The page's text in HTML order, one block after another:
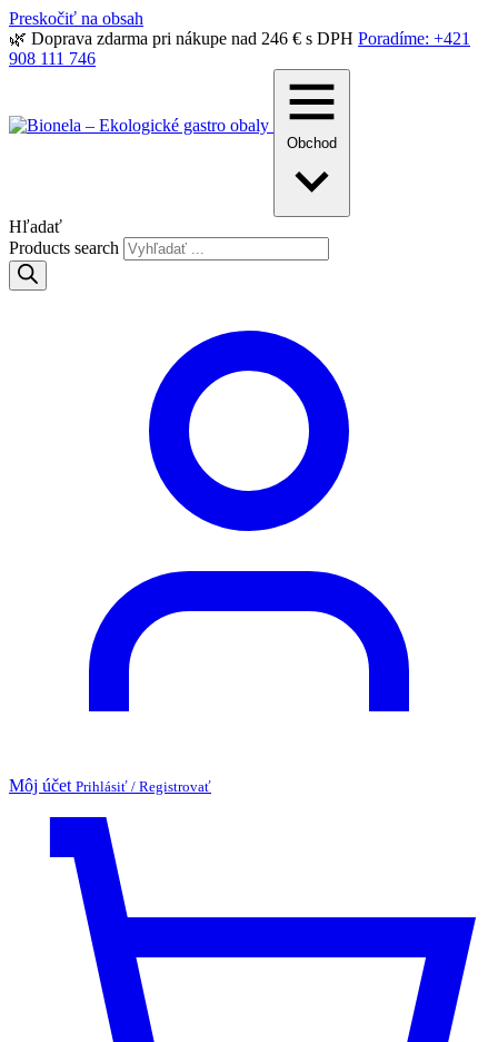
Preskočiť na obsah
🌿 Doprava zdarma pri nákupe nad 246 € s DPH Poradíme: +421
908 111 746
Obchod
Hľadať
Products search
Môj účet Prihlásiť / Registrovať